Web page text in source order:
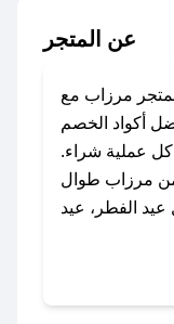
عن المتجر
مرزاب مع
أكواد الخصم
كل عملية شراء.
مرزاب طوال
الفطر، عيد
رمضان،
عروض خاصة